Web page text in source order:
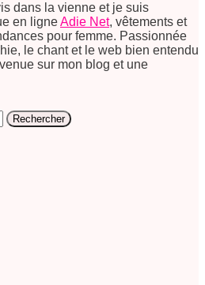
dans la vienne et je suis
en ligneAdie Net, vêtements et
pour femme. Passionnée
le chant et le web bien entendu
sur mon blog et une